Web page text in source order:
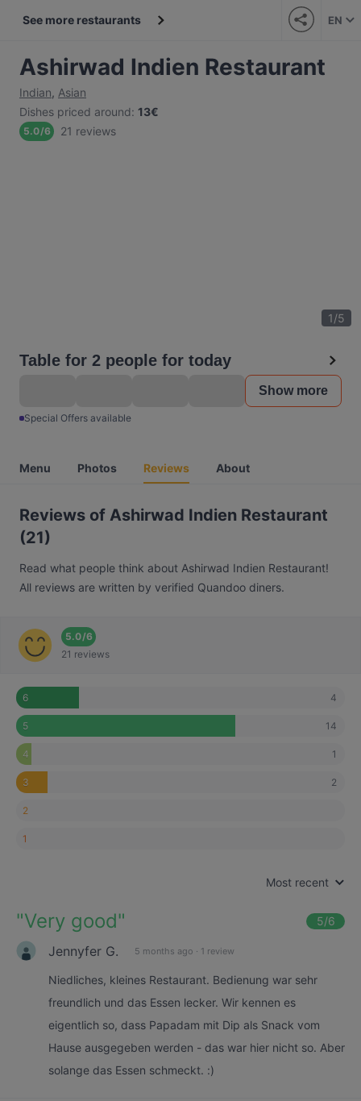
See more restaurants EN
Ashirwad Indien Restaurant
Indian, Asian
Dishes priced around: 13€
5.0/6 21 reviews
1/5
Table for 2 people for today
Show more
Special Offers available
Menu Photos Reviews About
Reviews of Ashirwad Indien Restaurant
(21)
Read what people think about Ashirwad Indien Restaurant!
All reviews are written by verified Quandoo diners.
5.0/6
21 reviews
6 4
5 14
4 1
3 2
2
1
Most recent
"Very good" 5/6
Jennyfer G. 5 months ago · 1 review
Niedliches, kleines Restaurant. Bedienung war sehr
freundlich und das Essen lecker. Wir kennen es
eigentlich so, dass Papadam mit Dip als Snack vom
Hause ausgegeben werden - das war hier nicht so. Aber
solange das Essen schmeckt. :)